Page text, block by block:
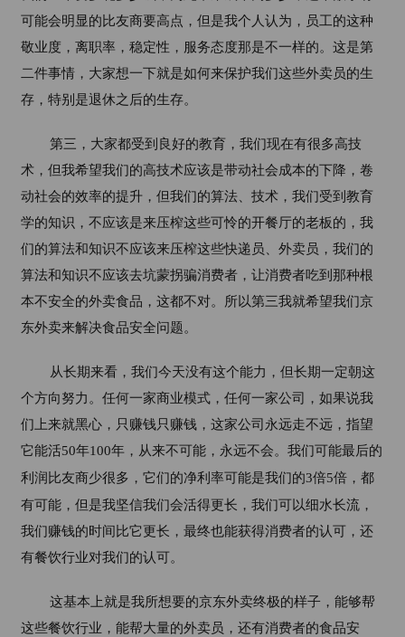
可能会明显的比友商要高点，但是我个人认为，员工的这种
敬业度，离职率，稳定性，服务态度那是不一样的。这是第
二件事情，大家想一下就是如何来保护我们这些外卖员的生
存，特别是退休之后的生存。
第三， 大家都受到良好的教育，我们现在有很多高技
术，但我希望我们的高技术应该是带动社会成本的下降，卷
动社会的效率的提升，但我们的算法、技术，我们受到教育
学的知识，不应该是来压榨这些可怜的开餐厅的老板的，我
们的算法和知识不应该来压榨这些快递员、外卖员，我们的
算法和知识不应该去坑蒙拐骗消费者，让消费者吃到那种根
本不安全的外卖食品，这都不对。所以第三我就希望我们京
东外卖来解决食品安全问题。
从长期来看，我们今天没有这个能力，但长期一定朝这
个方向努力。任何一家商业模式，任何一家公司，如果说我
们上来就黑心，只赚钱只赚钱，这家公司永远走不远，指望
它能活50年100年，从来不可能，永远不会。我们可能最后的
利润比友商少很多，它们的净利率可能是我们的3倍5倍，都
有可能，但是我坚信我们会活得更长，我们可以细水长流，
我们赚钱的时间比它更长，最终也能获得消费者的认可，还
有餐饮行业对我们的认可。
这基本上就是我所想要的京东外卖终极的样子，能够帮
这些餐饮行业，能帮大量的外卖员，还有消费者的食品安